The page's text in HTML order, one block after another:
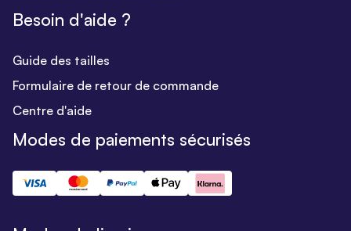
Besoin d'aide ?
Guide des tailles
Formulaire de retour de commande
Centre d'aide
Modes de paiements sécurisés